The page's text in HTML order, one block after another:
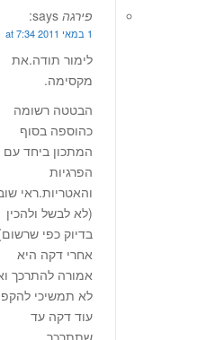
פירגה says:
1 במאי 2011 at 7:34
לימור תודה.את
מקסימה.
הבטטה רשומה
כהוספה בסוף
המתכון ביחד עם
הפרגיות
והאטריות.ראי
(לא לבשל ולהכין
בדיוק כפי
אחרי דקה היא
אמורה להתרכך
לא תמשיכי
עוד דקה עד